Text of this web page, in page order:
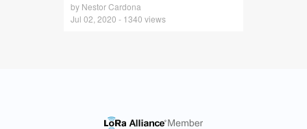
by Nestor Cardona
Jul 02, 2020 - 1340 views